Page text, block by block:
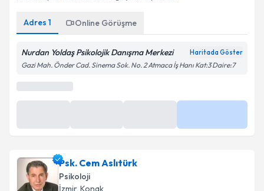
Adres 1 Online Görüşme
Nurdan Yoldaş Psikolojik Danışma Merkezi Haritada Göster
Gazi Mah. Önder Cad. Sinema Sok. No. 2 Atmaca İş Hanı Kat:3 Daire:7
Psk. Cem Aslıtürk
Psikoloji
İzmir, Konak